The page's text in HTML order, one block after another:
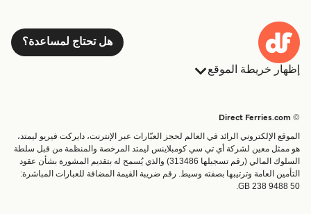
هل تحتاج لمساعدة؟
إظهار خريطة الموقع
البلدان
خدمات الزبائن
الباحث عن الرحلات والموانئ
تذاكر العبّارة
العبارات
شحن
عبارة صغيرة
القطار والعبارة
الموقع الإلكتروني الرائد في العالم لحجز العبّارات عبر الإنترنت، دايركت فيريو ليمتد،
هو ممثل معين لشركة أي تي سي كومبلاينس ليمتد المرخصة والمنظمة من قبل سلطة
السلوك المالي (رقم تسجيلها 313486) والذي يُسمح له بتقديم المشورة بشأن عقود
التأمين العامة وترتيبها بصفته وسيط. رقم ضريبة القيمة المضافة للعبارات المباشرة:
GB 238 9488 50.